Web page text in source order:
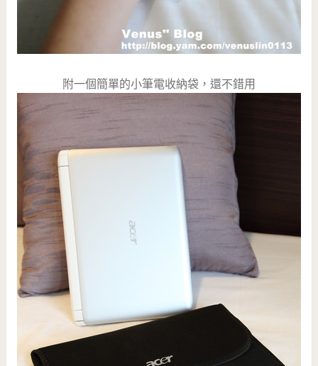
附一個簡單的小筆電收納袋，還不錯用